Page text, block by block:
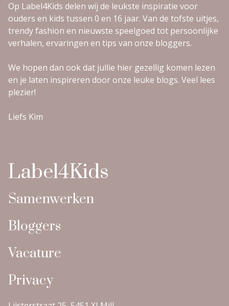
Op Label4Kids delen wij de leukste inspiratie voor
ouders en kids tussen 0 en 16 jaar. Van de tofste uitjes,
trendy fashion en nieuwste speelgoed tot persoonlijke
verhalen, ervaringen en tips van onze bloggers.
We hopen dan ook dat jullie hier gezellig komen lezen
en je laten inspireren door onze leuke blogs. Veel lees
plezier!
Liefs Kim
Label4Kids
Samenwerken
Bloggers
Vacature
Privacy